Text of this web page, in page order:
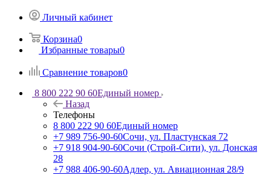
Личный кабинет
Корзина0
Избранные товары0
Сравнение товаров0
8 800 222 90 60Единый номер
Назад
Телефоны
8 800 222 90 60Единый номер
+7 989 756-90-60Сочи, ул. Пластунская 72
+7 918 904-90-60Сочи (Строй-Сити), ул. Донская
28
+7 988 406-90-60Адлер, ул. Авиационная 28/9